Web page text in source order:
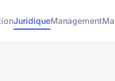
JuridiqueManagement